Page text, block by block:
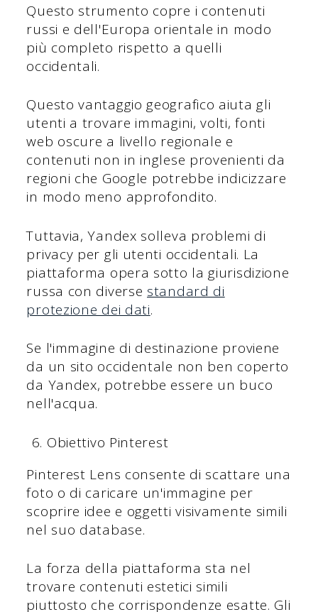
Questo strumento copre i contenuti
russi e dell'Europa orientale in modo
più completo rispetto a quelli
occidentali.
Questo vantaggio geografico aiuta gli
utenti a trovare immagini, volti, fonti
web oscure a livello regionale e
contenuti non in inglese provenienti da
regioni che Google potrebbe indicizzare
in modo meno approfondito.
Tuttavia, Yandex solleva problemi di
privacy per gli utenti occidentali. La
piattaforma opera sotto la giurisdizione
russa con diverse standard di
protezione dei dati.
Se l'immagine di destinazione proviene
da un sito occidentale non ben coperto
da Yandex, potrebbe essere un buco
nell'acqua.
Obiettivo Pinterest
Pinterest Lens consente di scattare una
foto o di caricare un'immagine per
scoprire idee e oggetti visivamente simili
nel suo database.
La forza della piattaforma sta nel
trovare contenuti estetici simili
piuttosto che corrispondenze esatte. Gli